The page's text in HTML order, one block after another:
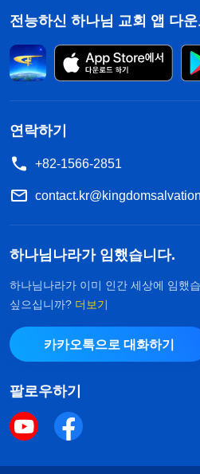
전능하신 하나님 교회 앱 다
연락하기
+82-1566-2851
하나님나라가 임했습니다.
하나님나라가 이미 인간 세상에 임했
싶으십니까? 더보기
카카오톡으로 대화하기
팔로우하기